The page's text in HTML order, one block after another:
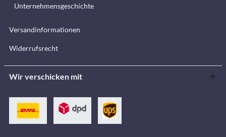
Unternehmensgeschichte
Versandinformationen
Widerrufsrecht
Wir verschicken mit